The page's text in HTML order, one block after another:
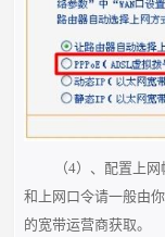
（4）、配置上
和上网口令请一般由
的宽带运营商获取。